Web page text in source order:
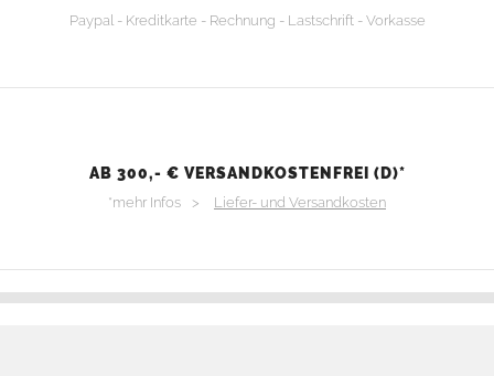
Paypal - Kreditkarte - Rechnung - Lastschrift - Vorkasse
AB 300,- € VERSANDKOSTENFREI (D)*
*mehr Infos > Liefer- und Versandkosten